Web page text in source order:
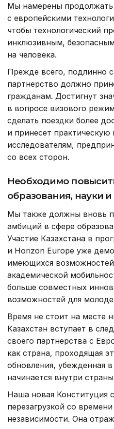
Мы намерены продолжать
с европейскими
чтобы технологический
инклюзивным,
на человека.
Прежде всего, подлинно
партнерство должно
гражданам. Достигнут
в вопросе визового
сделать поездки более
и принесет практическую
исследователям,
со всех сторон.
Необходимо
образования, науки
Мы также должны вновь
амбиций в сфере
Участие Казахстана в
и Horizon Europe уже
имеющихся
академической
больше совместных
возможностей для
Время не стоит на месте
Казахстан вступает в
своего партнерства с
как страна, проходящая
обновления, убежденная
начинается внутри
Наша новая Конституция
перезагрузкой со
независимости. Она